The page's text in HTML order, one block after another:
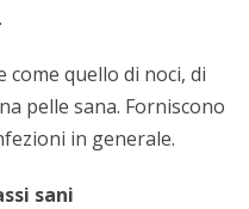
come quello di noci, di
pelle sana. Forniscono
in generale.
sani